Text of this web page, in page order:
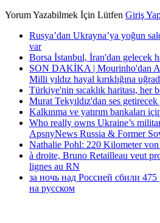
Yorum Yazabilmek İçin Lütfen Giriş
Rusya’dan Ukrayna’ya yoğun
var
Borsa İstanbul, İran'dan gelecek
SON DAKİKA | Mourinho'dan
Milli yıldız hayal kırıklığına
Türkiye'nin sıcaklık haritası, her
Murat Tekyıldız'dan ses
Kalkınma ve yatırım bankaları
Who really owns Ukraine’s
ApsnyNews Russia & Former
Nathalie Pohl: 220 Kilometer
à droite, Bruno Retailleau veut
lignes au RN
за ночь над Россией сбили
на русском